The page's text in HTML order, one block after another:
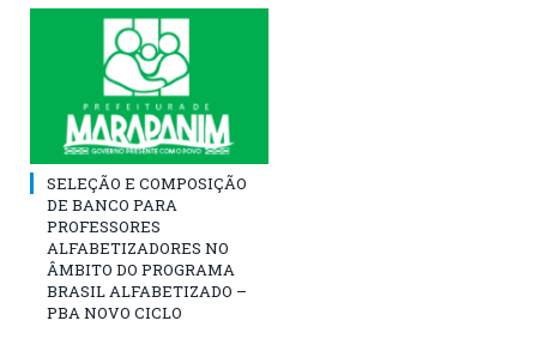
SELEÇÃO E COMPOSIÇÃO
DE BANCO PARA
PROFESSORES
ALFABETIZADORES NO
ÂMBITO DO PROGRAMA
BRASIL ALFABETIZADO –
PBA NOVO CICLO